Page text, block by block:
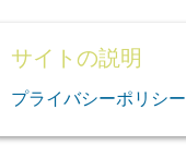
サイトの説明
プライバシーポリシー